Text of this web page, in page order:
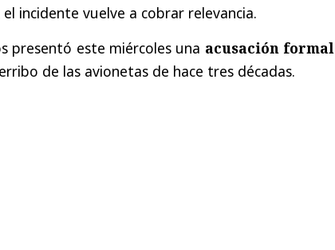
incidente vuelve a cobrar relevancia.
presentó este miércoles una acusación formal
de las avionetas de hace tres décadas.